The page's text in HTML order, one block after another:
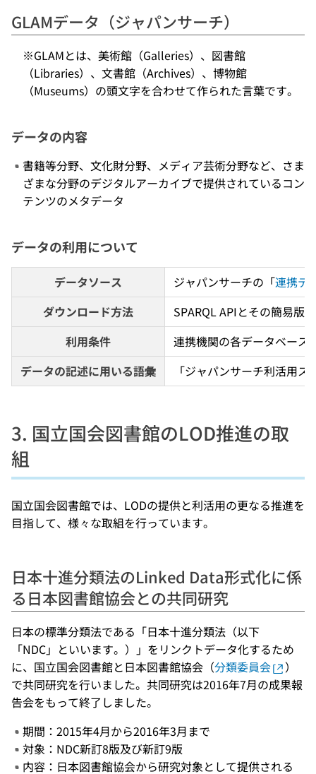
GLAMデータ（ジャパンサーチ）
※GLAMとは、美術館（Galleries）、図書館
（Libraries）、文書館（Archives）、博物館
（Museums）の頭文字を合わせて作られた言葉です。
データの内容
書籍等分野、文化財分野、メディア芸術分野など、さま
ざまな分野のデジタルアーカイブで提供されているコン
テンツのメタデータ
データの利用について
データソース ジャパンサーチの「連携デ
ダウンロード方法
SPARQL APIとその簡易版
利用条件
連携機関の各データベース
データの記述に用いる語彙
「ジャパンサーチ利活用
3. 国立国会図書館のLOD推進の取
組
国立国会図書館では、LODの提供と利活用の更なる推進を
目指して、様々な取組を行っています。
日本十進分類法のLinked Data形式化に係
る日本図書館協会との共同研究
日本の標準分類法である「日本十進分類法（以下
「NDC」といいます。）」をリンクトデータ化するため
に、国立国会図書館と日本図書館協会（分類委員会
）
で共同研究を行いました。共同研究は2016年7月の成果報
告会をもって終了しました。
期間：2015年4月から2016年3月まで
対象：NDC新訂8版及び新訂9版
内容：日本図書館協会から研究対象として提供される